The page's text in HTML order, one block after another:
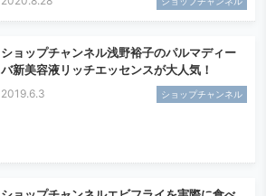
ショップチャンネル浅野裕子のパルマディー
バ新美容液リッチエッセンスが大人気！
2019.6.3 ショップチャンネル